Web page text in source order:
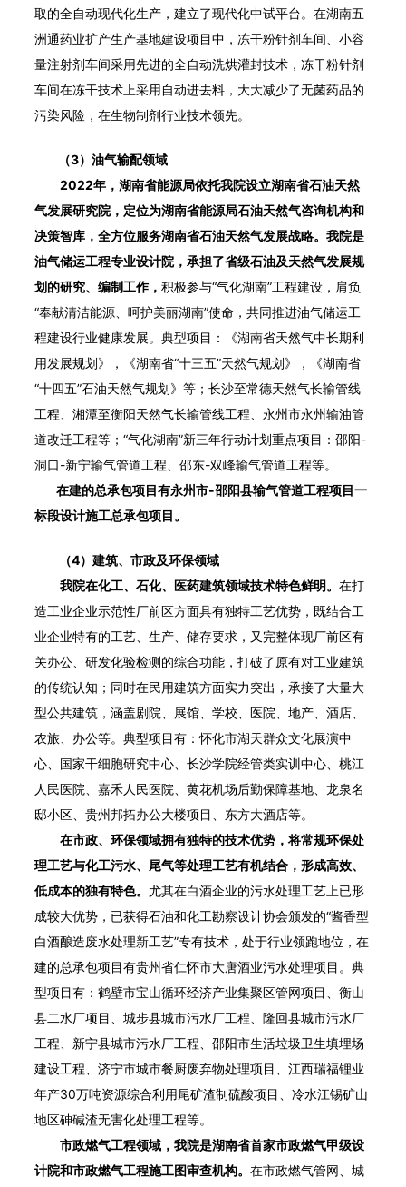
取的全自动现代化生产，建立了现代化中试平台。在湖南五
洲通药业扩产生产基地建设项目中，冻干粉针剂车间、小容
量注射剂车间采用先进的全自动洗烘灌封技术，冻干粉针剂
车间在冻干技术上采用自动进去料，大大减少了无菌药品的
污染风险，在生物制剂行业技术领先。
（3）油气输配领域
2022年，湖南省能源局依托我院设立湖南省石油天然
气发展研究院，定位为湖南省能源局石油天然气咨询机构和
决策智库，全方位服务湖南省石油天然气发展战略。我院是
油气储运工程专业设计院，承担了省级石油及天然气发展规
划的研究、编制工作， 积极参与“气化湖南”工程建设，肩负
“奉献清洁能源、呵护美丽湖南”使命，共同推进油气储运工
程建设行业健康发展。典型项目：《湖南省天然气中长期利
用发展规划》，《湖南省“十三五”天然气规划》，《湖南省
“十四五”石油天然气规划》等；长沙至常德天然气长输管线
工程、湘潭至衡阳天然气长输管线工程、永州市永州输油管
道改迁工程等；“气化湖南”新三年行动计划重点项目：邵阳-
洞口-新宁输气管道工程、邵东-双峰输气管道工程等。
在建的总承包项目有永州市-邵阳县输气管道工程项目一
标段设计施工总承包项目。
（4）建筑、市政及环保领域
我院在化工、石化、医药建筑领域技术特色鲜明。 在打
造工业企业示范性厂前区方面具有独特工艺优势，既结合工
业企业特有的工艺、生产、储存要求，又完整体现厂前区有
关办公、研发化验检测的综合功能，打破了原有对工业建筑
的传统认知；同时在民用建筑方面实力突出，承接了大量大
型公共建筑，涵盖剧院、展馆、学校、医院、地产、酒店、
农旅、办公等。典型项目有：怀化市湖天群众文化展演中
心、国家干细胞研究中心、长沙学院经管类实训中心、桃江
人民医院、嘉禾人民医院、黄花机场后勤保障基地、龙泉名
邸小区、贵州邦拓办公大楼项目、东方大酒店等。
在市政、环保领域拥有独特的技术优势，将常规环保处
理工艺与化工污水、尾气等处理工艺有机结合，形成高效、
低成本的独有特色。 尤其在白酒企业的污水处理工艺上已形
成较大优势，已获得石油和化工勘察设计协会颁发的“酱香型
白酒酿造废水处理新工艺”专有技术，处于行业领跑地位，在
建的总承包项目有贵州省仁怀市大唐酒业污水处理项目。典
型项目有：鹤壁市宝山循环经济产业集聚区管网项目、衡山
县二水厂项目、城步县城市污水厂工程、隆回县城市污水厂
工程、新宁县城市污水厂工程、邵阳市生活垃圾卫生填埋场
建设工程、济宁市城市餐厨废弃物处理项目、江西瑞福锂业
年产30万吨资源综合利用尾矿渣制硫酸项目、冷水江锡矿山
地区砷碱渣无害化处理工程等。
市政燃气工程领域，我院是湖南省首家市政燃气甲级设
计院和市政燃气工程施工图审查机构。 在市政燃气管网、城